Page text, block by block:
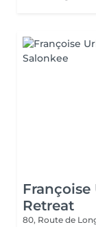
Retreat
80, Route de